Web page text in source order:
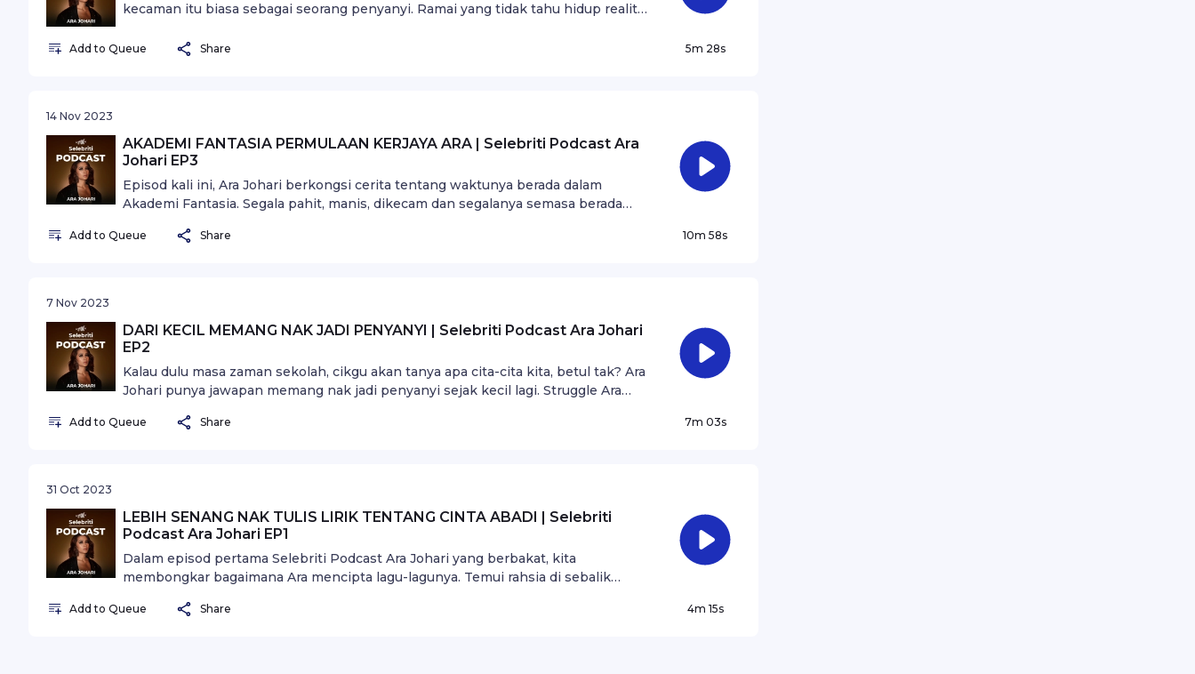
kecaman itu biasa sebagai seorang penyanyi. Ramai yang tidak tahu hidup realiti
tunjuk struggle kat semua orang.
Add to Queue Share 5m 28s
14 Nov 2023
AKADEMI FANTASIA PERMULAAN KERJAYA ARA | Selebriti Podcast Ara
Johari EP3
Episod kali ini, Ara Johari berkongsi cerita tentang waktunya berada dalam
Akademi Fantasia. Segala pahit, manis, dikecam dan segalanya semasa berada
Add to Queue Share 10m 58s
7 Nov 2023
DARI KECIL MEMANG NAK JADI PENYANYI | Selebriti Podcast Ara Johari
EP2
Kalau dulu masa zaman sekolah, cikgu akan tanya apa cita-cita kita, betul tak? Ara
Johari punya jawapan memang nak jadi penyanyi sejak kecil lagi. Struggle Ara
bapanya. Bermula dari uji bakat Akademi Fantasia sehingga sekarang.
Add to Queue Share 7m 03s
31 Oct 2023
LEBIH SENANG NAK TULIS LIRIK TENTANG CINTA ABADI | Selebriti
Podcast Ara Johari EP1
Dalam episod pertama Selebriti Podcast Ara Johari yang berbakat, kita
membongkar bagaimana Ara mencipta lagu-lagunya. Temui rahsia di sebalik
Ara atau seorang penulis lagu yang muda, episod ini adalah wajib didengar bagi
Add to Queue Share 4m 15s